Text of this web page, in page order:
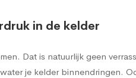
in de kelder
Dat is natuurlijk geen
je kelder binnendringen.